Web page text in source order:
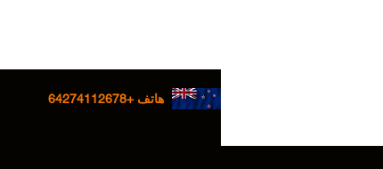
up
هاتف +64274112678